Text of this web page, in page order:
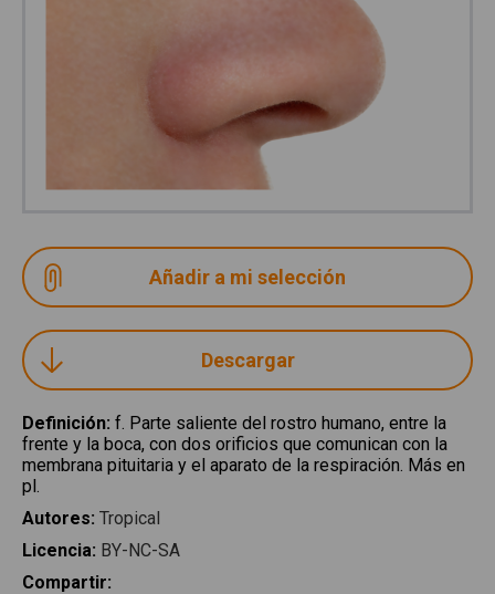
Descargar
Definición: f. Parte saliente del rostro humano, entre la
frente y la boca, con dos orificios que comunican con la
membrana pituitaria y el aparato de la respiración. Más en
pl.
Autores: Tropical
Licencia: BY-NC-SA
Compartir: